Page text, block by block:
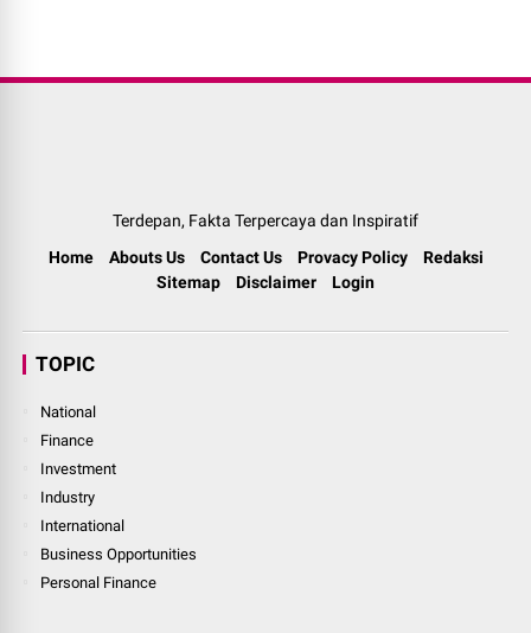
Terdepan, Fakta Terpercaya dan Inspiratif
Home
Abouts Us Contact Us Provacy Policy
Redaksi
Sitemap
Disclaimer Login
TOPIC
National
Finance
Investment
Industry
International
Business Opportunities
Personal Finance